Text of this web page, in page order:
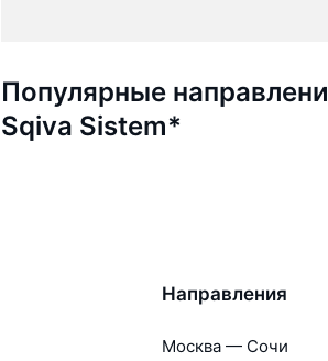
Популярные
Sqiva Sistem*
Направления
Москва — Сочи